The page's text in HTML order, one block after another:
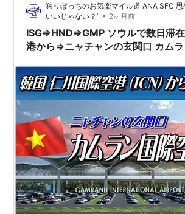
宮北口にて阪急今津線に乗り換え。 仁
は実に十年以上ぶりだねえ。阪急今津線
独りぼっちのお気楽マイル道 ANA SFC 思
いいじゃない？” • 2ヶ月前
ISG⇒HND⇒GMP ソウルで数日滞
港から⇒ニャチャンの玄関口 カムラ